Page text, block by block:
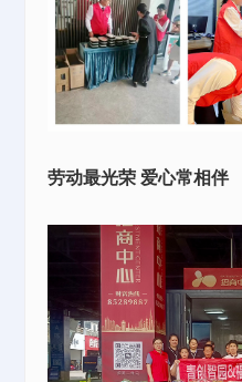
劳动最光荣 爱心常相伴